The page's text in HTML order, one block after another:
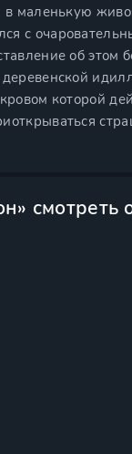
в маленькую
с
об этом
которой
смотреть